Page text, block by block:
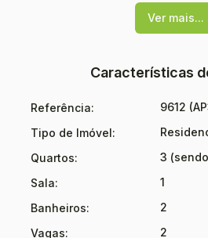
utensílios essenciais. Suíte
guarda-roupa embutido e banheiro
Perfeitos para hóspedes, crianças
Elegante e funcional, com ótimo
agradável com vista privilegiada. O
condicionado, decoração sofisticada
acolhedor.
Ver mais...
Características
Referência: 9612
Tipo de Imóvel:
Quartos:
3
Sala:
1
Banheiros:
2
Vagas:
2